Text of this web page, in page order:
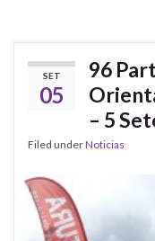
SET
05
96
– 5
Filed underNoticias